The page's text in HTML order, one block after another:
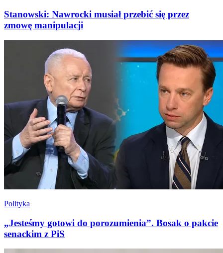
Stanowski: Nawrocki musiał przebić się przez
zmowę manipulacji
Polityka
„Jesteśmy gotowi do porozumienia”. Bosak o pakcie
senackim z PiS